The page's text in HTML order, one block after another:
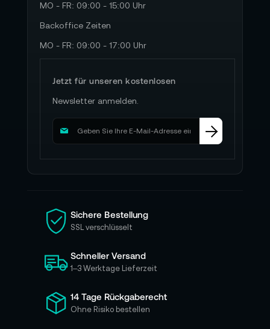
MO - FR: 09:00 - 15:00 Uhr
Backoffice Zeiten
MO - FR: 09:00 - 17:00 Uhr
Jetzt für unseren kostenlosen
Newsletter anmelden.
M
d
i
e
s
c
h
ü
r
u
Sichere Bestellung
SSL verschlüsselt
Schneller Versand
1–3 Werktage Lieferzeit
14 Tage Rückgaberecht
Ohne Risiko bestellen